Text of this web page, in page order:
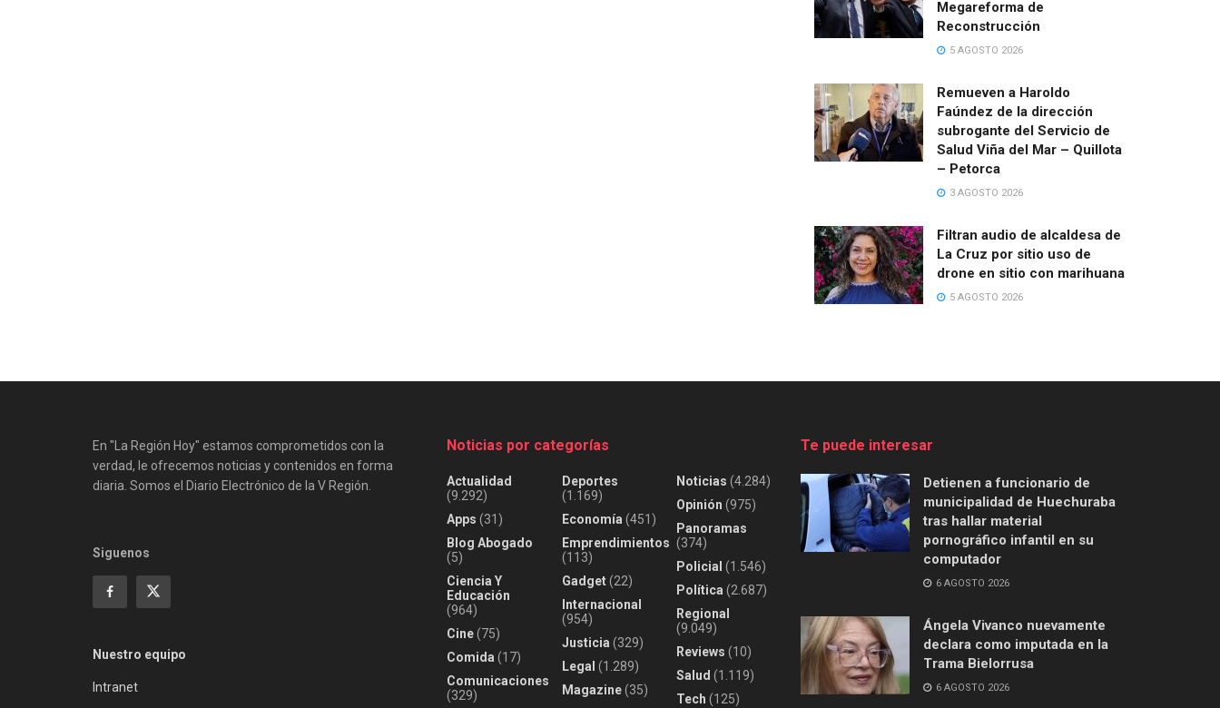
Megareforma de
Reconstrucción
5 AGOSTO 2026
Remueven a Haroldo
Faúndez de la dirección
subrogante del Servicio de
Salud Viña del Mar – Quillota
– Petorca
3 AGOSTO 2026
Filtran audio de alcaldesa de
La Cruz por sitio uso de
drone en sitio con marihuana
5 AGOSTO 2026
En "La Región Hoy" estamos comprometidos con la
verdad, le ofrecemos noticias y contenidos en forma
diaria. Somos el Diario Electrónico de la V Región.
Siguenos
Nuestro equipo
Intranet
Noticias por categorías
Actualidad
(9.292)
Apps (31)
Blog Abogado
(5)
Ciencia Y
Educación
(964)
Cine(75)
Comida (17)
Comunicaciones
(329)
Deportes
(1.169)
Economía (451)
Emprendimientos
(113)
Gadget(22)
Internacional
(954)
Justicia (329)
Legal (1.289)
Magazine(35)
Noticias (4.284)
Opinión (975)
Panoramas
(374)
Policial (1.546)
Política (2.687)
Regional
(9.049)
Reviews (10)
Salud (1.119)
Tech (125)
Te puede interesar
Detienen a funcionario de
municipalidad de Huechuraba
tras hallar material
pornográfico infantil en su
computador
6 AGOSTO 2026
Ángela Vivanco nuevamente
declara como imputada en la
Trama Bielorrusa
6 AGOSTO 2026